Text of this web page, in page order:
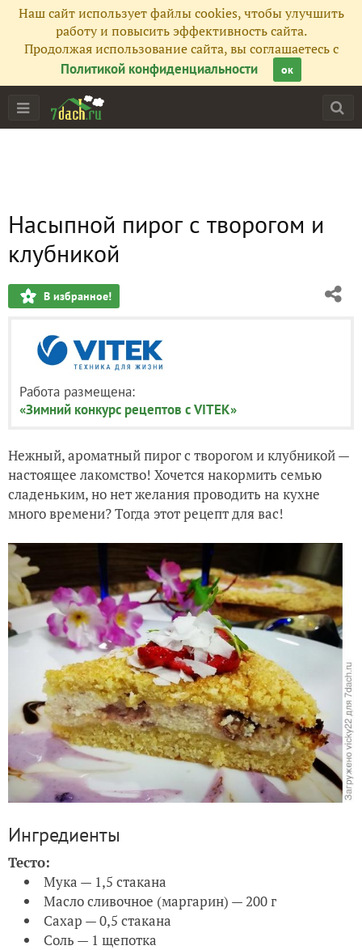
Наш сайт использует файлы cookies, чтобы улучшить
работу и повысить эффективность сайта.
Продолжая использование сайта, вы соглашаетесь с
Политикой конфиденциальности
ок
Насыпной пирог с творогом и
клубникой
В избранное!
Работа размещена:
«Зимний конкурс рецептов с VITEK»
Нежный, ароматный пирог с творогом и клубникой —
настоящее лакомство! Хочется накормить семью
сладеньким, но нет желания проводить на кухне
много времени? Тогда этот рецепт для вас!
Ингредиенты
Тесто:
Мука — 1,5 стакана
Масло сливочное (маргарин) — 200 г
Сахар — 0,5 стакана
Соль — 1 щепотка